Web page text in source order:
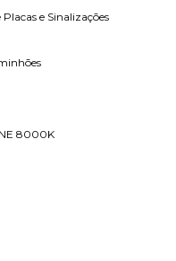
e Sinalizações
8000K